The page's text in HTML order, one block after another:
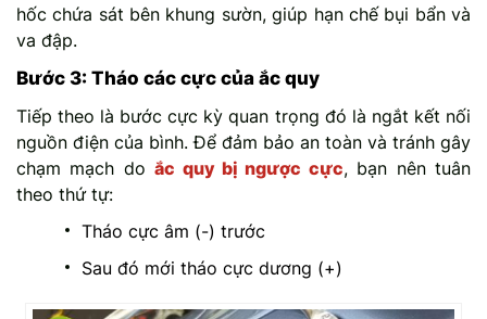
hốc chứa sát bên khung sườn, giúp hạn chế bụi bẩn và
va đập.
Bước 3: Tháo các cực của ắc quy
Tiếp theo là bước cực kỳ quan trọng đó là ngắt kết nối
nguồn điện của bình. Để đảm bảo an toàn và tránh gây
chạm mạch doắc quy bị ngược cực, bạn nên tuân
theo thứ tự:
Tháo cực âm (-) trước
Sau đó mới tháo cực dương (+)